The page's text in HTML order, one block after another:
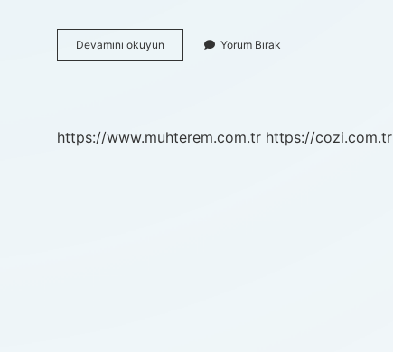
Devamını okuyun
Kitap
Yorum Bırak
https://www.muhterem.com.tr https://cozi.com.tr